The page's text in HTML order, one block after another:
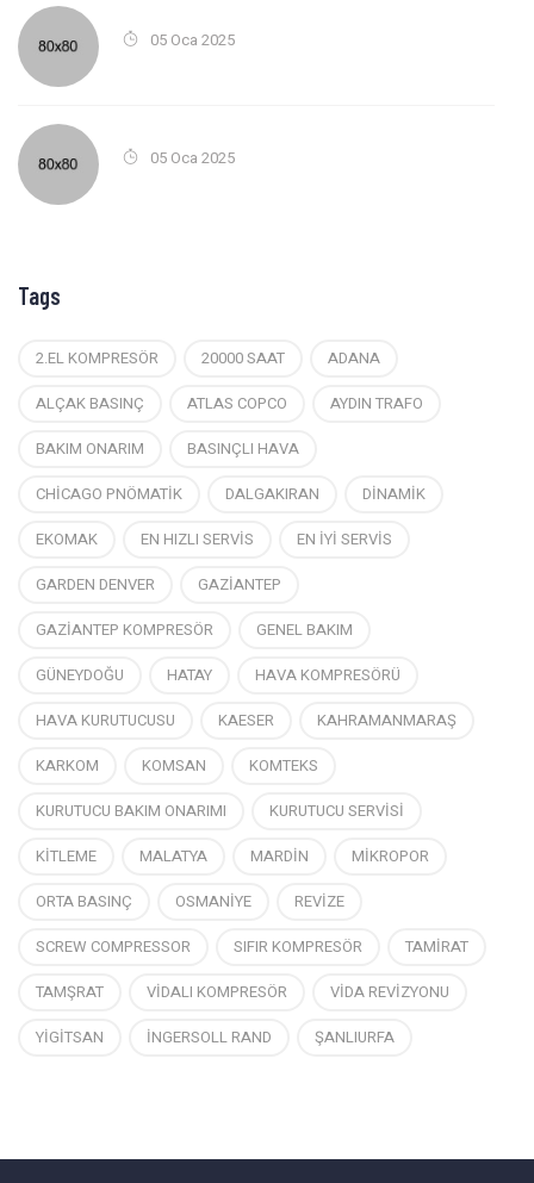
05 Oca 2025
05 Oca 2025
Tags
2.EL KOMPRESÖR 20000 SAAT
ADANA
ALÇAK BASINÇ
ATLAS COPCO
AYDIN TRAFO
BAKIM ONARIM
BASINÇLI HAVA
CHİCAGO PNÖMATİK
DALGAKIRAN
DİNAMİK
EKOMAK
EN HIZLI SERVİS
EN İYİ SERVİS
GARDEN DENVER
GAZİANTEP
GAZİANTEP KOMPRESÖR
GENEL BAKIM
GÜNEYDOĞU
HATAY
HAVA KOMPRESÖRÜ
HAVA KURUTUCUSU
KAESER
KAHRAMANMARAŞ
KARKOM
KOMSAN
KOMTEKS
KURUTUCU BAKIM ONARIMI
KURUTUCU SERVİSİ
KİTLEME
MALATYA MARDİN
MİKROPOR
ORTA BASINÇ
OSMANİYE
REVİZE
SCREW COMPRESSOR
SIFIR KOMPRESÖR
TAMİRAT
TAMŞRAT
VİDALI KOMPRESÖR
VİDA REVİZYONU
YİGİTSAN
İNGERSOLL RAND ŞANLIURFA